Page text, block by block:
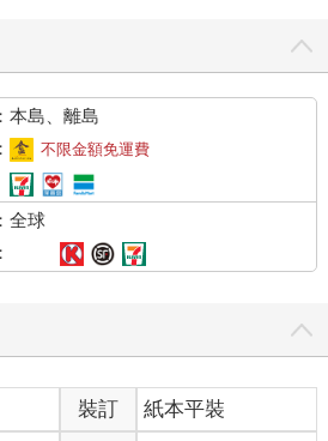
本島、離島
不限金額免運費
全球
裝訂
紙本平裝